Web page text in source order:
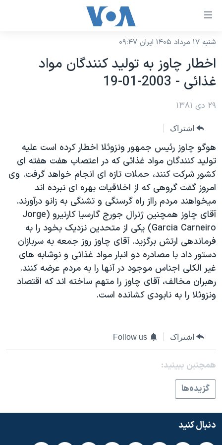
لینکهای
دسترسی
جهش
محتوای
اصلی
جهش
صفحه
اصلی
جهش
به
جستجو
نسخه سبک وب‌سایت
موضوع ها
ایران
آمریکا
جهان
ورزشی
گزیده‌ها
ویژه برنامه‌ها
ویدیوها
فرهنگ و زندگی
حقوق شهروندی
اقتصادی
علم و فناوری
آرشیو پخش زنده
برنامه های تلویزیونی
جدول برنامه ها
صفحه‌های ویژه
جام جهانی ۲۰۲۶
عملیات خشم حماسی
۲۵۰سالگی آمریکا
بایگانی برنامه‌های تلویزیونی
مستندها
انتخابات ریاست جمهوری آمریکا ۲۰۲۴
حمله جمهوری اسلامی به اسرائیل
رمز مهسا
مجموعه مستندهای دادخواهی
چهل سال گروگان‌گیری
اعتراضات مردمی آبان ۹۸
فرکانس‌های صدای آمریکا
پخش رادیویی
یادگیری زبان انگلیسی
دنبال کنید
زبانهای مختلف
شنبه ۱۷ مرداد ۱۴۰۵ ایران ۰۹:۴۷
اخطار چاوز به توليد کنندگان مواد
غذائی - 2003-01-19
۲۹ دی ۱۳۸۱
اشتراک
هوگو چاوز رئيس جمهور ونزوئلا اخطار کرده است عليه
توليد کنندگان مواد غذائی که در اعتصاب هفت هفته ای
کشور شرکت کنند، حملات تازه ای انجام خواهد گرفت. وی
امروز گفت گروهی که از اخلاقيات بهره ای نبرده اند
ميخواهند مردم رااز راه گرسنگی و تشنگی به زانو درآورند.
آقای چاوز همچنين ژنرال جورج گارسيا کارنيرو (Jorge
Garcia Carneiro) يکی از متحدين نزديک بخود را به
فرماندهی ارتش برگزيد. آقای چاوز روز جمعه به سربازان
دستور داد با مصادره دو انبار مواد غذائی و نوشابه های
غير الکلی اجناس موجود در آنها را به مردم عرضه کنند.
رهبران مخالف، آقای چاوز را متهم ساخته اند که اقتصاد
ونزوئلا را به نابودی کشانده است.
اشتراک Follow us
همچنبن ببینید:
گزيده‌ها
دنبال کنید